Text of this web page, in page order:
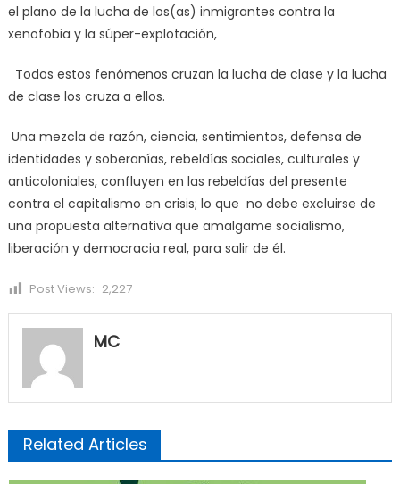
el plano de la lucha de los(as) inmigrantes contra la
xenofobia y la súper-explotación,
Todos estos fenómenos cruzan la lucha de clase y la lucha
de clase los cruza a ellos.
Una mezcla de razón, ciencia, sentimientos, defensa de
identidades y soberanías, rebeldías sociales, culturales y
anticoloniales, confluyen en las rebeldías del presente
contra el capitalismo en crisis; lo que no debe excluirse de
una propuesta alternativa que amalgame socialismo,
liberación y democracia real, para salir de él.
Post Views: 2,227
MC
Related Articles